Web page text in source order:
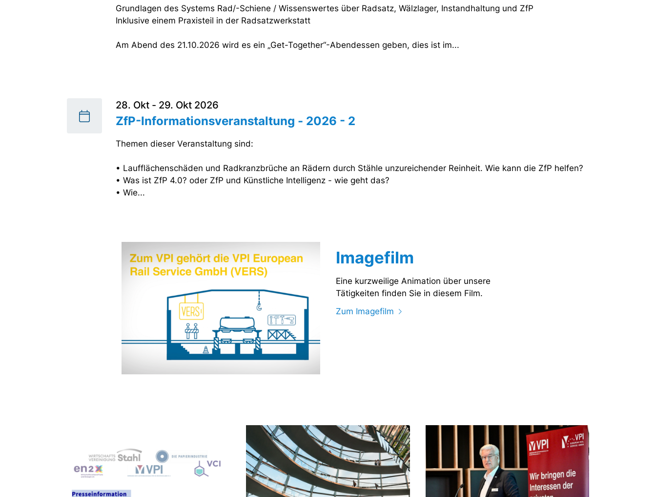
Grundlagen des Systems Rad/-Schiene / Wissenswertes über Radsatz, Wälzlager, Instandhaltung und ZfP
Inklusive einem Praxisteil in der Radsatzwerkstatt
Am Abend des 21.10.2026 wird es ein „Get-Together“-Abendessen geben, dies ist im...
28. Okt - 29. Okt 2026
ZfP-Informationsveranstaltung - 2026 - 2
Themen dieser Veranstaltung sind:
• Laufflächenschäden und Radkranzbrüche an Rädern durch Stähle unzureichender Reinheit. Wie kann die ZfP helfen?
• Was ist ZfP 4.0? oder ZfP und Künstliche Intelligenz - wie geht das?
• Wie...
Imagefilm
Eine kurzweilige Animation über unsere
Tätigkeiten finden Sie in diesem Film.
Zum Imagefilm